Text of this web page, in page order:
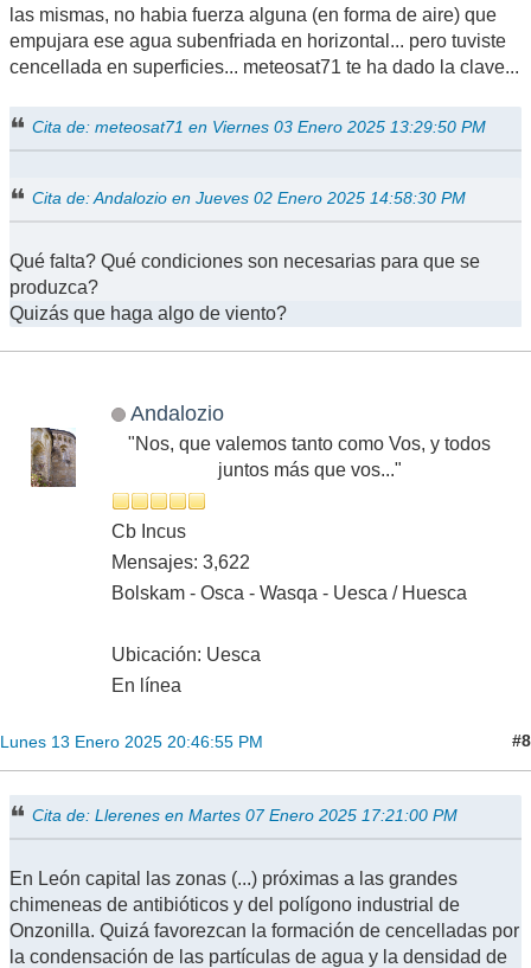
las mismas, no habia fuerza alguna (en forma de aire) que
empujara ese agua subenfriada en horizontal... pero tuviste
cencellada en superficies... meteosat71 te ha dado la clave...
Cita de: meteosat71 en Viernes 03 Enero 2025 13:29:50 PM
Cita de: Andalozio en Jueves 02 Enero 2025 14:58:30 PM
Qué falta? Qué condiciones son necesarias para que se
produzca?
Quizás que haga algo de viento?
Andalozio
"Nos, que valemos tanto como Vos, y todos
juntos más que vos..."
Cb Incus
Mensajes: 3,622
Bolskam - Osca - Wasqa - Uesca / Huesca
Ubicación: Uesca
En línea
Lunes 13 Enero 2025 20:46:55 PM #8
Cita de: Llerenes en Martes 07 Enero 2025 17:21:00 PM
En León capital las zonas (...) próximas a las grandes
chimeneas de antibióticos y del polígono industrial de
Onzonilla. Quizá favorezcan la formación de cencelladas por
la condensación de las partículas de agua y la densidad de